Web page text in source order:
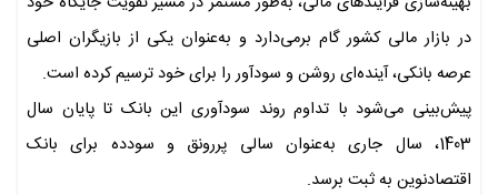
در بازار مالی کشور گام برمی‌دارد و به‌عنوان یکی از بازیگران اصلی
عرصه بانکی، آینده‌ای روشن و سودآور را برای خود ترسیم کرده است.
پیش‌بینی می‌شود با تداوم روند سودآوری این بانک تا پایان سال
1403، سال جاری به‌عنوان سالی پررونق و سودده برای بانک
اقتصادنوین به ثبت برسد.